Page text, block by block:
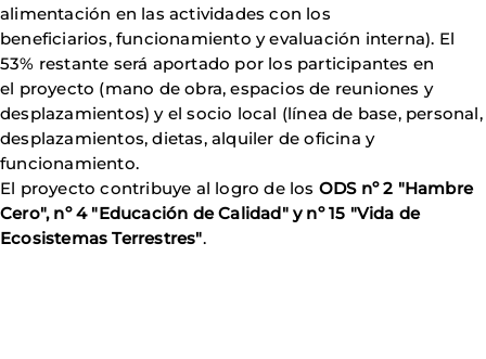
alimentación en las actividades con los
beneficiarios, funcionamiento y evaluación interna). El
53% restante será aportado por los participantes en
el proyecto (mano de obra, espacios de reuniones y
desplazamientos) y el socio local (línea de base, personal,
desplazamientos, dietas, alquiler de oficina y
funcionamiento.
El proyecto contribuye al logro de los ODS nº 2 "Hambre
Cero", nº 4 "Educación de Calidad" y nº 15 "Vida de
Ecosistemas Terrestres".